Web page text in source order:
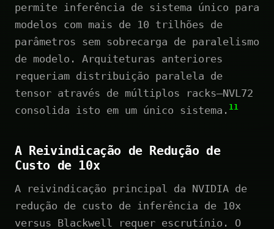
permite inferência de sistema único para
modelos com mais de 10 trilhões de
parâmetros sem sobrecarga de paralelismo
de modelo. Arquiteturas anteriores
requeriam distribuição paralela de
tensor através de múltiplos racks—NVL72
consolida isto em um único sistema. 11
A Reivindicação de Redução de
Custo de 10x
A reivindicação principal da NVIDIA de
redução de custo de inferência de 10x
versus Blackwell requer escrutínio. O